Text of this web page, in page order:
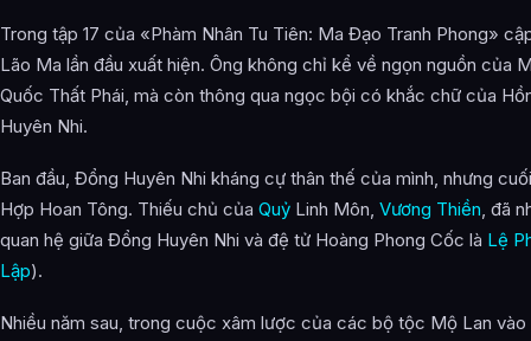
Trong tập 17 của «Phàm Nhân Tu Tiên: Ma Đạo Tranh Phong»
Lão Ma lần đầu xuất hiện. Ông không chỉ kể về ngọn nguồn của
Quốc Thất Phái, mà còn thông qua ngọc bội có khắc chữ của
Huyên Nhi.
Ban đầu, Đổng Huyên Nhi kháng cự thân thế của mình, nhưng
Hợp Hoan Tông. Thiếu chủ của Quỷ Linh Môn, Vương Thiền, đã
quan hệ giữa Đổng Huyên Nhi và đệ tử Hoàng Phong Cốc là Lệ
Lập).
Nhiều năm sau, trong cuộc xâm lược của các bộ tộc Mộ Lan vào